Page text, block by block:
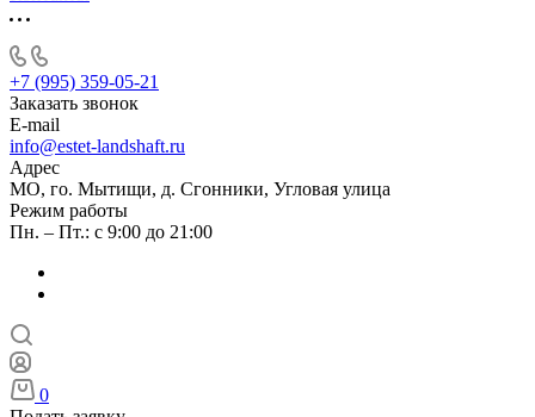
+7 (995) 359-05-21
Заказать звонок
E-mail
info@estet-landshaft.ru
Адрес
МО, го. Мытищи, д. Сгонники, Угловая улица
Режим работы
Пн. – Пт.: с 9:00 до 21:00
0